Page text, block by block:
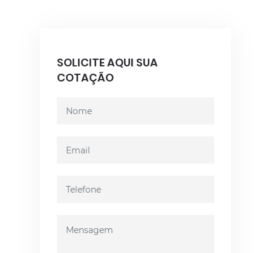
SOLICITE AQUI SUA
COTAÇÃO